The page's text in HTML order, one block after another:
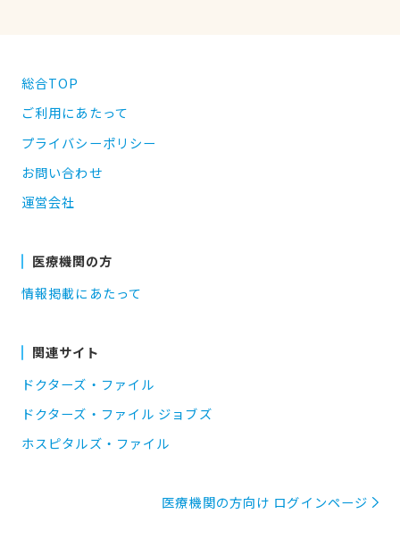
総合TOP
ご利用にあたって
プライバシーポリシー
お問い合わせ
運営会社
医療機関の方
情報掲載にあたって
関連サイト
ドクターズ・ファイル
ドクターズ・ファイル ジョブズ
ホスピタルズ・ファイル
医療機関の方向け ログインページ